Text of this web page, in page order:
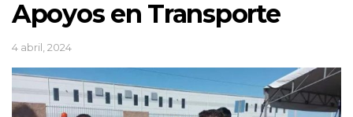
Apoyos en Transporte
4 abril, 2024